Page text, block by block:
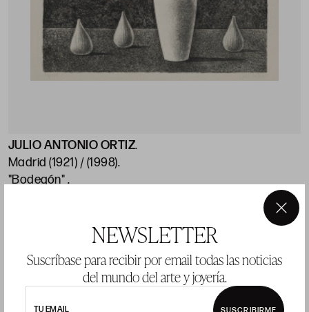
NEWSLETTER
Suscríbase para recibir por email todas las noticias
del mundo del arte y joyería.
TU EMAIL SUSCRIBIRME
×
JULIO ANTONIO ORTIZ.
Madrid (1921) / (1998).
"Bodegón".
Precio salida 80 €
LOTE 10